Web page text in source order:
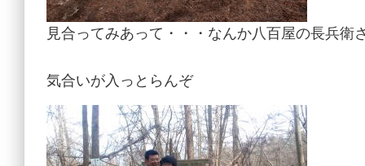
見合ってみあって・・・なんか八百屋の長兵衛
気合いが入っとらんぞ